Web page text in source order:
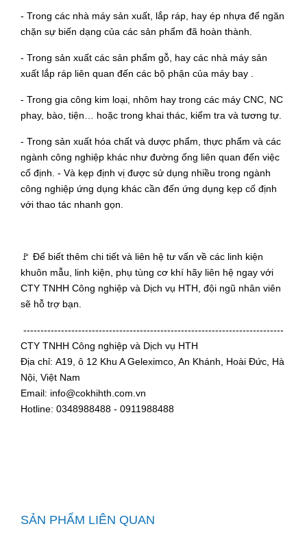
- Trong các nhà máy sản xuất, lắp ráp, hay ép nhựa để ngăn
chặn sự biến dạng của các sản phẩm đã hoàn thành.
- Trong sản xuất các sản phẩm gỗ, hay các nhà máy sản
xuất lắp ráp liên quan đến các bộ phận của máy bay .
- Trong gia công kim loại, nhôm hay trong các máy CNC, NC
phay, bào, tiện… hoặc trong khai thác, kiểm tra và tương tự.
- Trong sản xuất hóa chất và dược phẩm, thực phẩm và các
ngành công nghiệp khác như đường ống liên quan đến việc
cố định. - Và kẹp định vị được sử dụng nhiều trong ngành
công nghiệp ứng dụng khác cần đến ứng dụng kẹp cố định
với thao tác nhanh gọn.
🚩 Để biết thêm chi tiết và liên hệ tư vấn về các linh kiện
khuôn mẫu, linh kiện, phụ tùng cơ khí hãy liên hệ ngay với
CTY TNHH Công nghiệp và Dịch vụ HTH, đội ngũ nhân viên
sẽ hỗ trợ bạn.
----------------------------------------------------------------------------
CTY TNHH Công nghiệp và Dịch vụ HTH
Địa chỉ: A19, ô 12 Khu A Geleximco, An Khánh, Hoài Đức, Hà
Nội, Việt Nam
Email: info@cokhihth.com.vn
Hotline: 0348988488 - 0911988488
SẢN PHẨM LIÊN QUAN